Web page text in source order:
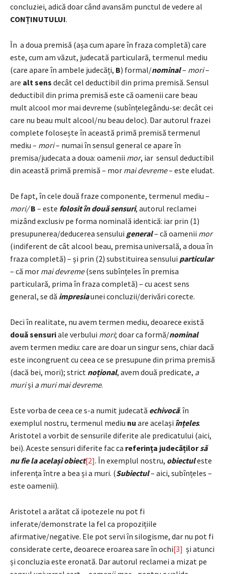
concluziei, adică doar când avansăm punctul de vedere al
CONȚINUTULUI.
În a doua premisă (așa cum apare în fraza completă) care
este, cum am văzut, judecată particulară, termenul mediu
(care apare în ambele judecăți, B) formal/nominal– mori–
are alt sens decât cel deductibil din prima premisă. Sensul
deductibil din prima premisă este că oamenii care beau
mult alcool mor mai devreme (subînțelegându-se: decât cei
care nu beau mult alcool/nu beau deloc). Dar autorul frazei
complete folosește în această primă premisă termenul
mediu – mori– numai în sensul general ce apare în
premisa/judecata a doua: oamenii mor, iar sensul deductibil
din această primă premisă – mor mai devreme– este eludat.
De fapt, în cele două fraze componente, termenul mediu –
mori/B – este folosit în două sensuri, autorul reclamei
mizând exclusiv pe forma nominală identică: iar prin (1)
presupunerea/deducerea sensului general– că oamenii mor
(indiferent de cât alcool beau, premisa universală, a doua în
fraza completă) – și prin (2) substituirea sensului particular
– că mor mai devreme(sens subînțeles în premisa
particulară, prima în fraza completă) – cu acest sens
general, se dă impresiaunei concluzii/derivări corecte.
Deci în realitate, nu avem termen mediu, deoarece există
două sensuriale verbului mori; doar ca formă/nominal
avem termen mediu: care are doar un singur sens, chiar dacă
este incongruent cu ceea ce se presupune din prima premisă
(dacă bei, mori); strict noțional, avem două predicate, a
muriși a muri mai devreme.
Este vorba de ceea ce s-a numit judecată echivocă: în
exemplul nostru, termenul mediu nu are același înțeles.
Aristotel a vorbit de sensurile diferite ale predicatului (aici,
bei). Aceste sensuri diferite fac ca referința judecățilorsă
nu fie la același obiect[2]. În exemplul nostru, obiectuleste
inferența între a bea și a muri. (Subiectul– aici, subînțeles –
este oamenii).
Aristotel a arătat că ipotezele nu pot fi
inferate/demonstrate la fel ca propozițiile
afirmative/negative. Ele pot servi în silogisme, dar nu pot fi
considerate certe, deoarece eroarea sare în ochi[3] și atunci
și concluzia este eronată. Dar autorul reclamei a mizat pe